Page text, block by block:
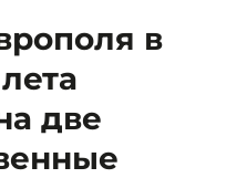
в
две